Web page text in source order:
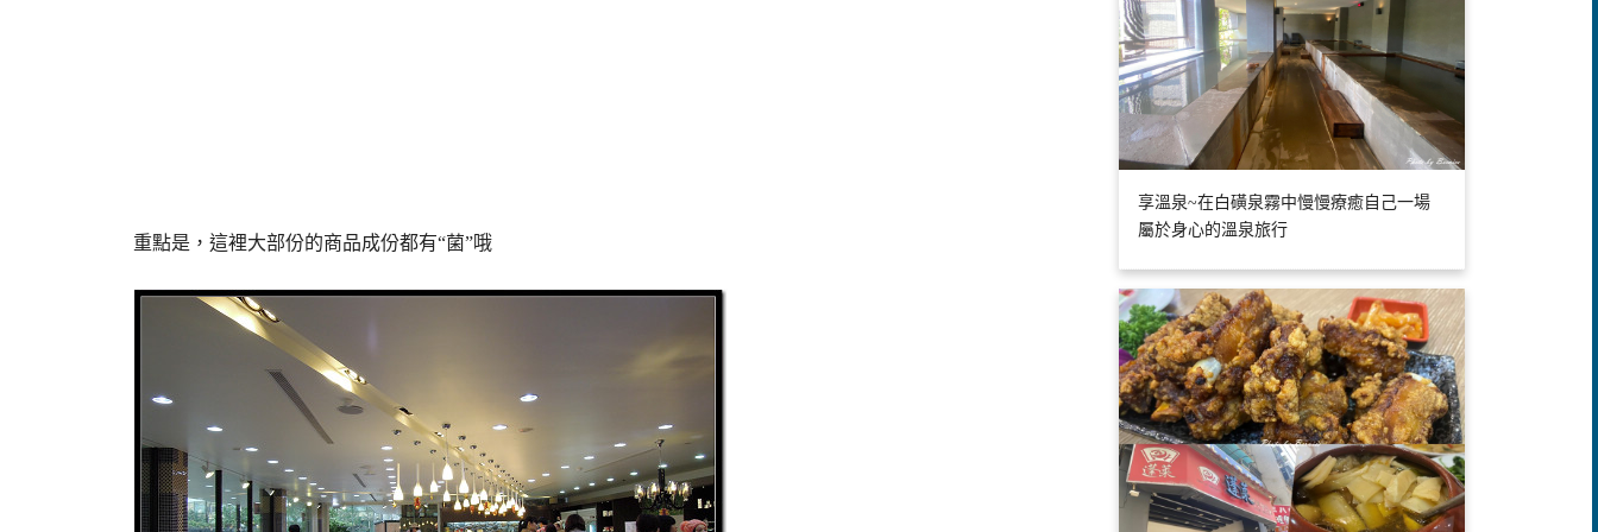
重點是，這裡大部份的商品成份都有“菌”哦
享溫泉~在白磺泉霧中慢慢療癒自己一場
屬於身心的溫泉旅行